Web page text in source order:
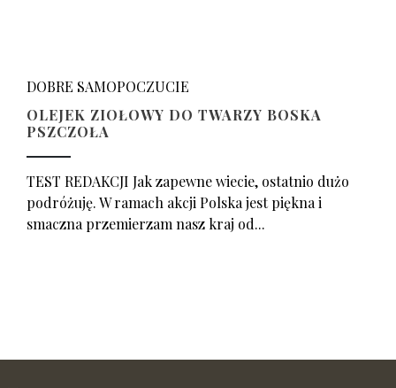
DOBRE SAMOPOCZUCIE
OLEJEK ZIOŁOWY DO TWARZY BOSKA
PSZCZOŁA
TEST REDAKCJI Jak zapewne wiecie, ostatnio dużo
podróżuję. W ramach akcji Polska jest piękna i
smaczna przemierzam nasz kraj od...